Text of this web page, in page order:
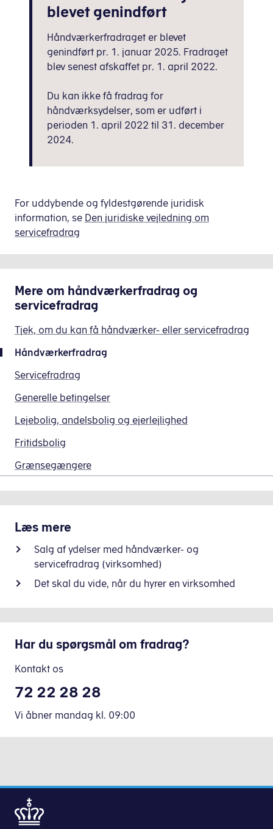
blevet genindført
Håndværkerfradraget er blevet
genindført pr. 1. januar 2025. Fradraget
blev senest afskaffet pr. 1. april 2022.
Du kan ikke få fradrag for
håndværksydelser, som er udført i
perioden 1. april 2022 til 31. december
2024.
For uddybende og fyldestgørende juridisk
information, se Den juridiske vejledning om
servicefradrag
Mere om håndværkerfradrag og
servicefradrag
Tjek, om du kan få håndværker- eller servicefradrag
Håndværkerfradrag
Servicefradrag
Generelle betingelser
Lejebolig, andelsbolig og ejerlejlighed
Fritidsbolig
Grænsegængere
Læs mere
Salg af ydelser med håndværker- og
servicefradrag (virksomhed)
Det skal du vide, når du hyrer en virksomhed
Har du spørgsmål om fradrag?
Kontakt os
72 22 28 28
Vi åbner mandag kl. 09:00